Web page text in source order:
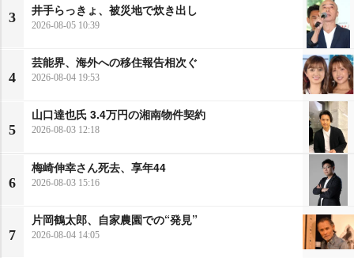
3
井手らっきょ、被災地で炊き出し
2026-08-05 10:39
4
芸能界、海外への移住報告相次ぐ
2026-08-04 19:53
5
山口達也氏 3.4万円の湘南物件契約
2026-08-03 12:18
6
梅崎伸幸さん死去、享年44
2026-08-03 15:16
7
片岡鶴太郎、自家農園での“発見”
2026-08-04 14:05